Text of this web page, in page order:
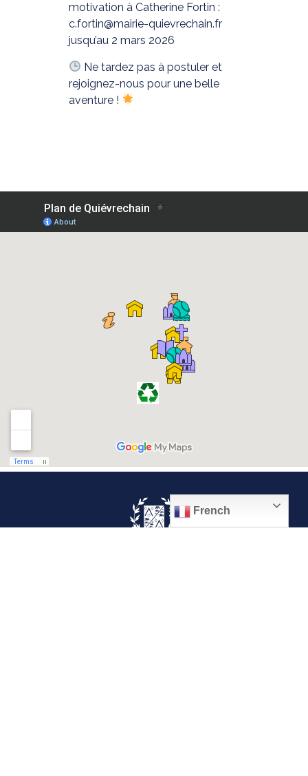
motivation à Catherine Fortin :
c.fortin@mairie-quievrechain.fr
jusqu’au 2 mars 2026
Ne tardez pas à postuler et
rejoignez-nous pour une belle
aventure !
French